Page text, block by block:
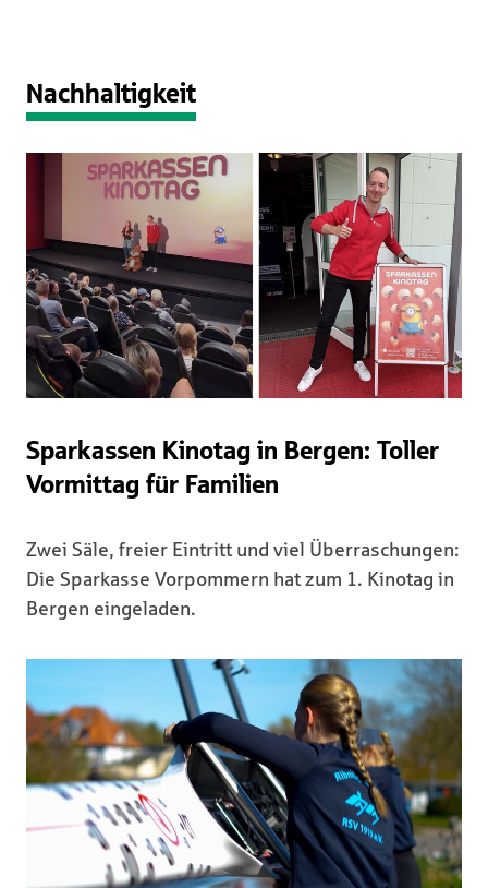
Nachhaltigkeit
Sparkassen Kinotag in Bergen: Toller
Vormittag für Familien
Zwei Säle, freier Eintritt und viel Überraschungen:
Die Sparkasse Vorpommern hat zum 1. Kinotag in
Bergen eingeladen.